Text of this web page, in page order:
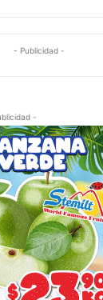
- Publicidad -
-